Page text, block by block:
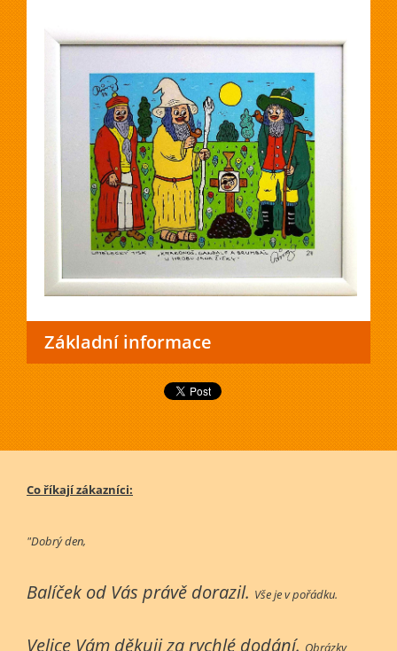
Základní informace
Co říkají zákazníci:
"Dobrý den,
Balíček od Vás právě dorazil. Vše je v pořádku.
Velice Vám děkuji za rychlé dodání. Obrázky